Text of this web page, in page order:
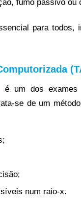
para todos,
é um dos exames
se de um
num raio-x.